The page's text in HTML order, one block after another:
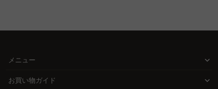
メニュー
お買い物ガイド